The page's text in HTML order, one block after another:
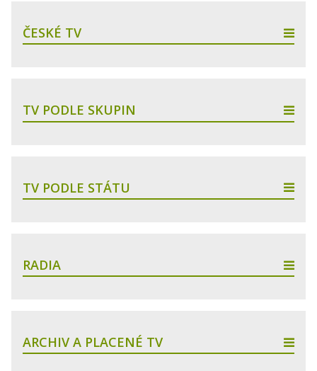
ČESKÉ TV
TV PODLE SKUPIN
TV PODLE STÁTU
RADIA
ARCHIV A PLACENÉ TV